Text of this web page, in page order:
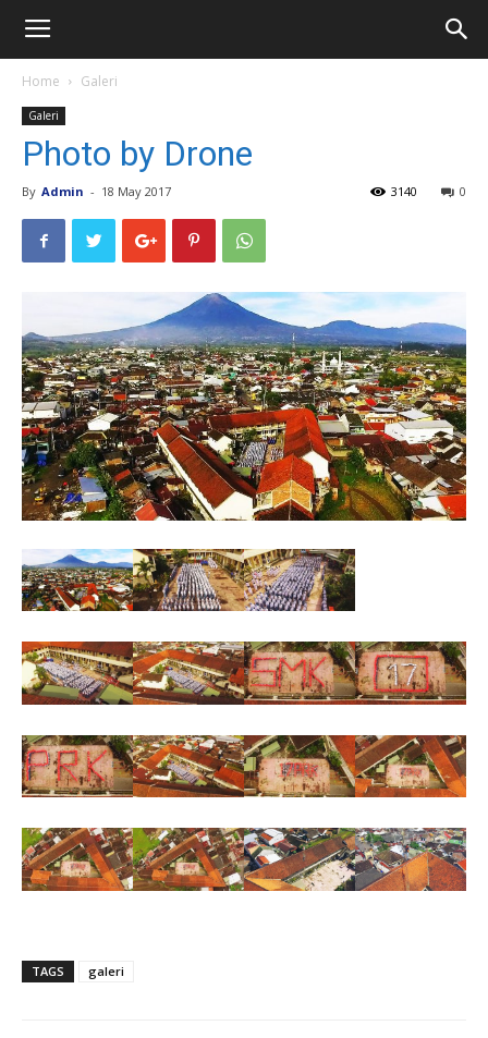
Home Galeri
Galeri
Photo by Drone
By Admin - 18 May 2017 0
3140
TAGS galeri